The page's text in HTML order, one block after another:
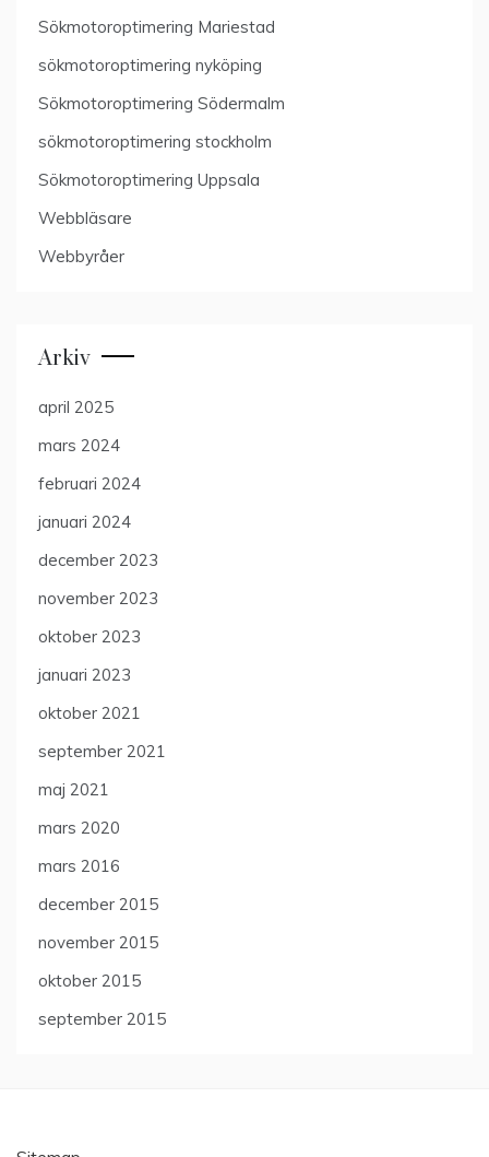
Sökmotoroptimering Mariestad
sökmotoroptimering nyköping
Sökmotoroptimering Södermalm
sökmotoroptimering stockholm
Sökmotoroptimering Uppsala
Webbläsare
Webbyråer
Arkiv
april 2025
mars 2024
februari 2024
januari 2024
december 2023
november 2023
oktober 2023
januari 2023
oktober 2021
september 2021
maj 2021
mars 2020
mars 2016
december 2015
november 2015
oktober 2015
september 2015